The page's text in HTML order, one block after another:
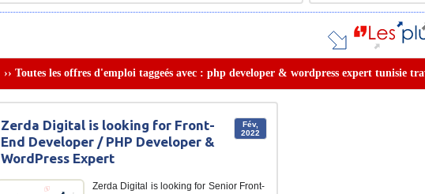
›› Toutes les offres d'emploi taggeés avec : php developer & wordpress expert tunisie
Fév,
2022
Zerda Digital is looking for Front-
End Developer / PHP Developer &
WordPress Expert
Zerda Digital is looking for Senior Front-